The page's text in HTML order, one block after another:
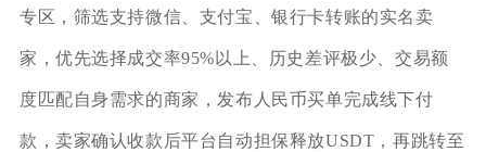
专区，筛选支持微信、支付宝、银行卡转账的实名卖
家，优先选择成交率95%以上、历史差评极少、交易额
度匹配自身需求的商家，发布人民币买单完成线下付
款，卖家确认收款后平台自动担保释放USDT，再跳转至